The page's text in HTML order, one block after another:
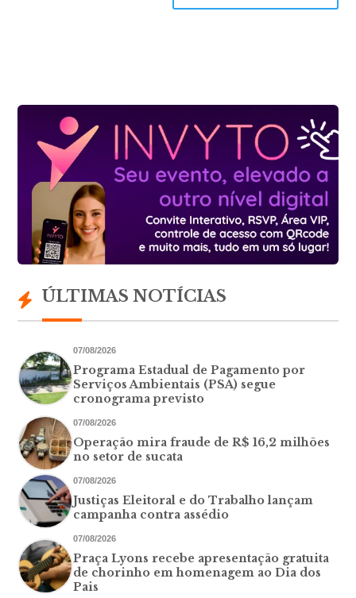
ÚLTIMAS NOTÍCIAS
07/08/2026
Programa Estadual de Pagamento por
Serviços Ambientais (PSA) segue
cronograma previsto
07/08/2026
Operação mira fraude de R$ 16,2 milhões
no setor de sucata
07/08/2026
Justiças Eleitoral e do Trabalho lançam
campanha contra assédio
07/08/2026
Praça Lyons recebe apresentação gratuita
de chorinho em homenagem ao Dia dos
Pais